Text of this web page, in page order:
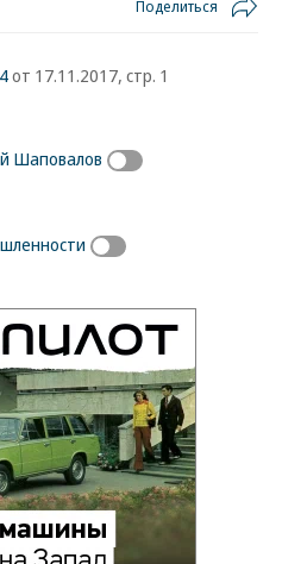
Поделиться
от 17.11.2017, стр. 1
Шаповалов